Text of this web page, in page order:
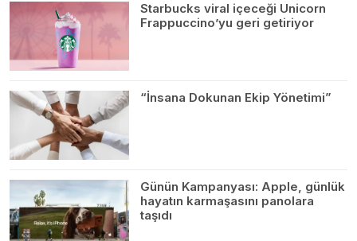
Starbucks viral içeceği Unicorn
Frappuccino’yu geri getiriyor
“İnsana Dokunan Ekip Yönetimi”
Günün Kampanyası: Apple, günlük
hayatın karmaşasını panolara
taşıdı